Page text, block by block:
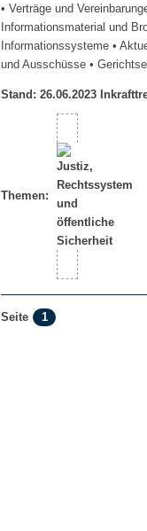
• Verträge und
Informationsmaterial und
Informationssysteme •
und Ausschüsse •
Stand: 26.06.2023
Themen:
Seite 1